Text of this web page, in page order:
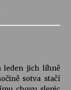
leden jich líhně
sotva stačí